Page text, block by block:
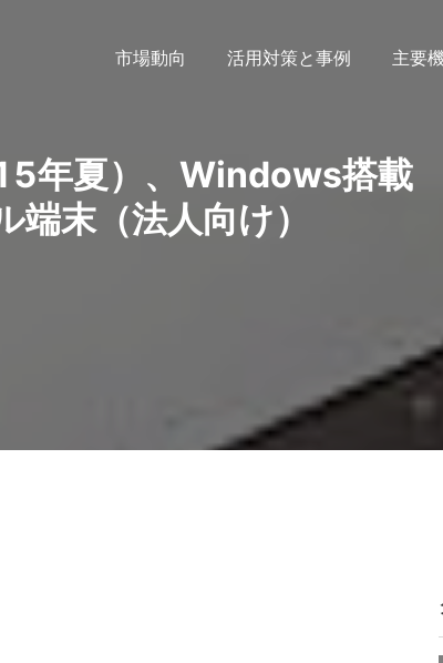
市場動向 活用対策と事例 主要
年夏）、Windows搭載
末（法人向け）